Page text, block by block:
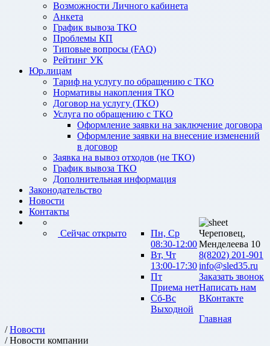
Возможности Личного кабинета
Анкета
График вывоза ТКО
Проблемы КП
Типовые вопросы (FAQ)
Рейтинг УК
Юр.лицам
Тариф на услугу по обращению с ТКО
Нормативы накопления ТКО
Договор на услугу (ТКО)
Услуга по обращению с ТКО
Оформление заявки на заключение договора
Оформление заявки на внесение изменений
в договор
Заявка на вывоз отходов (не ТКО)
График вывоза ТКО
Дополнительная информация
Законодательство
Новости
Контакты
Сейчас открыто
Пн, Ср
08:30-12:00
Вт, Чт
13:00-17:30
Пт
Приема нет
Сб-Вс
Выходной
Череповец,
Менделеева 10
8(8202) 201-901
info@sled35.ru
Заказать звонок
Написать нам
ВКонтакте
Главная
/Новости
/ Новости компании